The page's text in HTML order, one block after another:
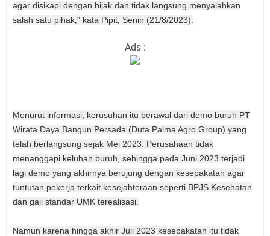
agar disikapi dengan bijak dan tidak langsung menyalahkan
salah satu pihak," kata Pipit, Senin (21/8/2023).
Ads :
Menurut informasi, kerusuhan itu berawal dari demo buruh PT
Wirata Daya Bangun Persada (Duta Palma Agro Group) yang
telah berlangsung sejak Mei 2023. Perusahaan tidak
menanggapi keluhan buruh, sehingga pada Juni 2023 terjadi
lagi demo yang akhirnya berujung dengan kesepakatan agar
tuntutan pekerja terkait kesejahteraan seperti BPJS Kesehatan
dan gaji standar UMK terealisasi.
Namun karena hingga akhir Juli 2023 kesepakatan itu tidak